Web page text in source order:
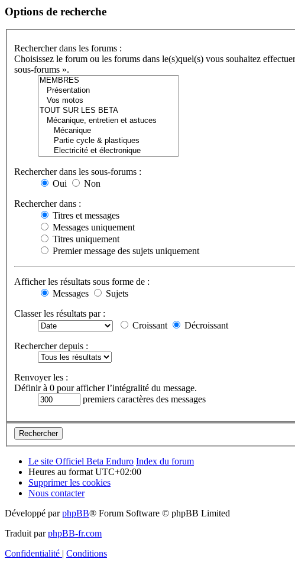
Options de recherche
Rechercher dans les forums :
Choisissez le forum ou les forums dans le(s)quel(s) vous souhaitez
sous-forums ».
Rechercher dans les sous-forums :
Oui
Non
Rechercher dans :
Titres et messages
Messages uniquement
Titres uniquement
Premier message des sujets uniquement
Afficher les résultats sous forme de :
Messages
Sujets
Classer les résultats par :
Croissant
Décroissant
Rechercher depuis :
Renvoyer les :
Définir à 0 pour afficher l’intégralité du message.
premiers caractères des messages
Le site Officiel Beta Enduro Index du forum
Heures au format UTC+02:00
Supprimer les cookies
Nous contacter
Développé parphpBB® Forum Software © phpBB Limited
Traduit parphpBB-fr.com
Confidentialité | Conditions